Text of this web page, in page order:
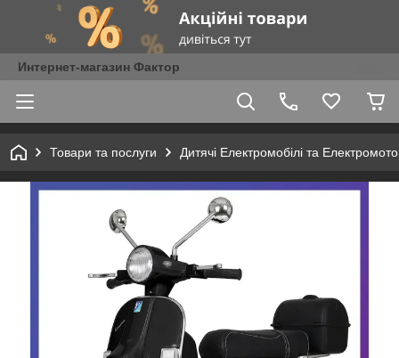
Интернет-магазин Фактор
Товари та послуги Дитячі Електромобілі та